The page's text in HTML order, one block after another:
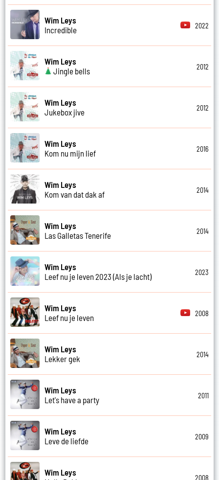
Wim Leys
Incredible
2022
Wim Leys
Jingle bells
2012
Wim Leys
Jukebox jive
2012
Wim Leys
Kom nu mijn lief
2016
Wim Leys
Kom van dat dak af
2014
Wim Leys
Las Galletas Tenerife
2014
Wim Leys
Leef nu je leven 2023 (Als je lacht)
2023
Wim Leys
Leef nu je leven
2008
Wim Leys
Lekker gek
2014
Wim Leys
Let's have a party
2011
Wim Leys
Leve de liefde
2009
Wim Leys
2008